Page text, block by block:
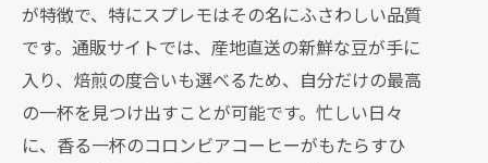
が特徴で、特にスプレモはその名にふさわしい品質
です。通販サイトでは、産地直送の新鮮な豆が手に
入り、焙煎の度合いも選べるため、自分だけの最高
の一杯を見つけ出すことが可能です。忙しい日々
に、香る一杯のコロンビアコーヒーがもたらすひ